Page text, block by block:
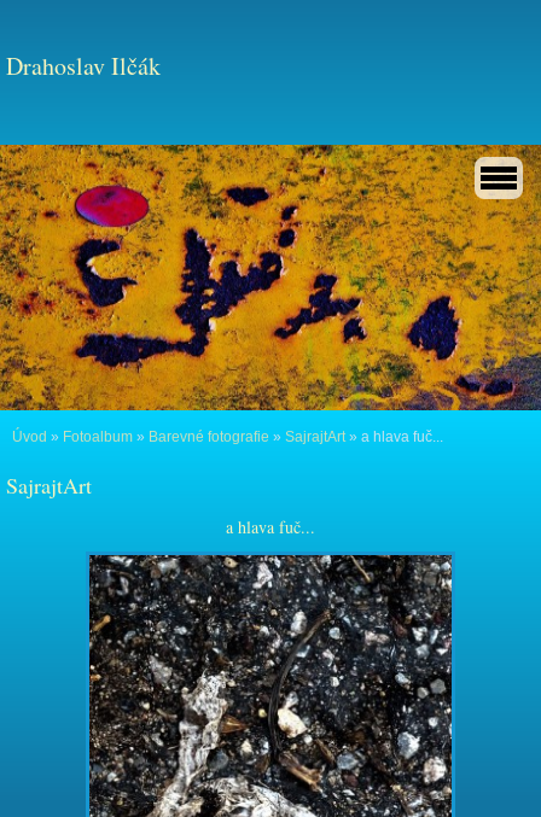
Drahoslav Ilčák
Úvod » Fotoalbum » Barevné fotografie » SajrajtArt» a hlava fuč...
SajrajtArt
a hlava fuč...